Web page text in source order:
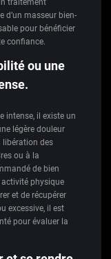
traitement
d’un masseur bien-
pour bénéficier
confiance.
ou une
intense, il existe un
légère douleur
libération des
ou à la
de bien
activité physique
et de récupérer
excessive, il est
pour évaluer la